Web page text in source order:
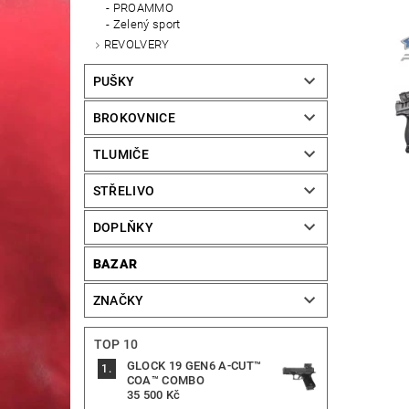
PROAMMO
Zelený sport
REVOLVERY
PUŠKY
BROKOVNICE
TLUMIČE
STŘELIVO
DOPLŇKY
BAZAR
ZNAČKY
TOP 10
GLOCK 19 GEN6 A-CUT™
COA™ COMBO
35 500 Kč